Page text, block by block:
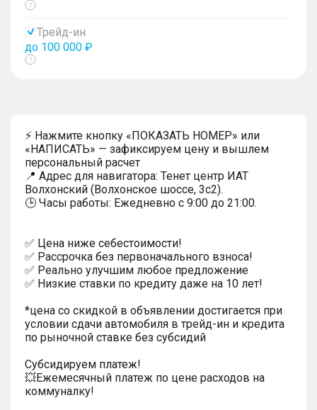
Показать
Трейд-ин
до 100 000 ₽
Показать
⚡ Нажмите кнопку «ПОКАЗАТЬ НОМЕР» или
«НАПИСАТЬ» — зафиксируем цену и вышлем
персональный расчет
📍 Адрес для навигатора: Тенет центр ИАТ
Волхонский (Волхонское шоссе, 3с2).
🕒 Часы работы: Ежедневно с 9:00 до 21:00.
✅ Цена ниже себестоимости!
✅ Рассрочка без первоначального взноса!
✅ Реально улучшим любое предложение
✅ Низкие ставки по кредиту даже на 10 лет!
*цена со скидкой в объявлении достигается при
условии сдачи автомобиля в трейд-ин и кредита
по рыночной ставке без субсидий
Субсидируем платеж!
💥Ежемесячный платеж по цене расходов на
коммуналку!